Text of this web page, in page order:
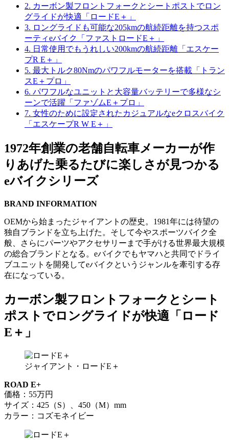
2. カーボン製フロントフォークとシートポストでロン
グライドが快適「ロードE＋」
3. ロングライドも可能な205kmの航続距離を持つスポ
ーティeバイク「ファストロードE＋」
4. 日常使用でもうれしい200kmの航続距離「エスケー
プR E＋」
5. 最大トルク80Nmのパワフルモーターを搭載「トラン
スE＋プロ」
6. パワフルなユニットと大容量バッテリーで多様なシ
ーンで活躍「ファゾムE＋プロ」
7. 女性のために設定されたカジュアルなeクロスバイク
「エスケープR W E＋」
1972年創業の老舗自転車メーカーが作
りあげた乗るたびに楽しさが見つかる
eバイクシリーズ
BRAND INFORMATION
OEMから始まったジャイアントの歴史。1981年には待望の
独自ブランドを立ち上げた。そして今やスポーツバイク全
般、さらにパーツやアクセサリーまで手がける世界最大規模
の総合ブランドとなる。eバイクでもヤマハと共同でドライ
ブユニットを開発してeバイクというジャンルを牽引する存
在になっている。
カーボン製フロントフォークとシート
ポストでロングライドが快適「ロード
E＋」
ジャイアント・ロードE＋
ROAD E+
価格：55万円
サイズ：425（S）、450（M）mm
カラー：コズモネイビー